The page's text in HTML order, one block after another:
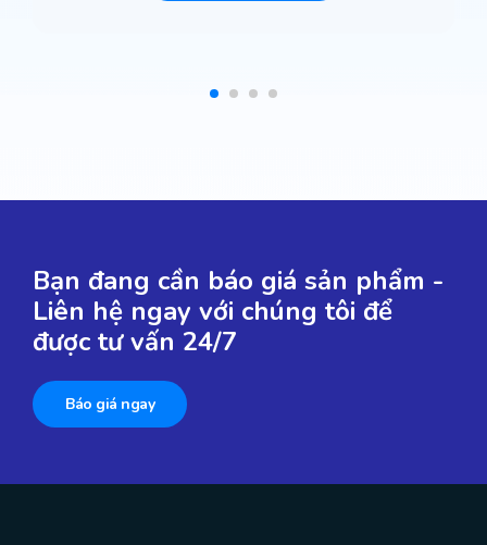
Bạn đang cần báo giá sản phẩm -
Liên hệ ngay với chúng tôi để
được tư vấn 24/7
Báo giá ngay